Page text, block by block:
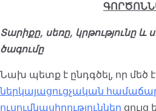
Տարիքը, սեռը, կրթությունը
ծագումը
Նախ պետք է ընդգծել, որ մեծ է
ներկայացուցչական
ուսումնասիրություններ ցույց